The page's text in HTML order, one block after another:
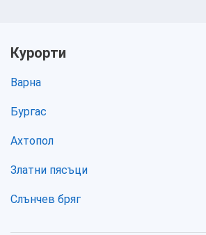
Курорти
Варна
Бургас
Ахтопол
Златни пясъци
Слънчев бряг